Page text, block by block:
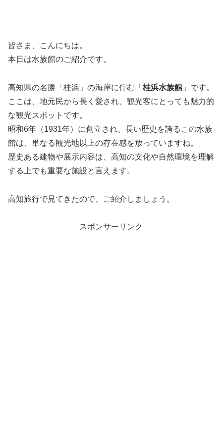
皆さま、こんにちは。
本日は水族館のご紹介です。
高知県の名勝「桂浜」の海岸に佇む「 桂浜水族館 」です。
ここは、地元民から長く愛され、観光客にとっても魅力的
な観光スポットです。
昭和6年（1931年）に創立され、長い歴史を誇るこの水族
館は、単なる観光地以上の存在感を放っていますね。
歴史ある建物や展示内容は、高知の文化や自然環境を理解
する上でも重要な施設と言えます。
高知旅行で見てきたので、ご紹介しましょう。
スポンサーリンク